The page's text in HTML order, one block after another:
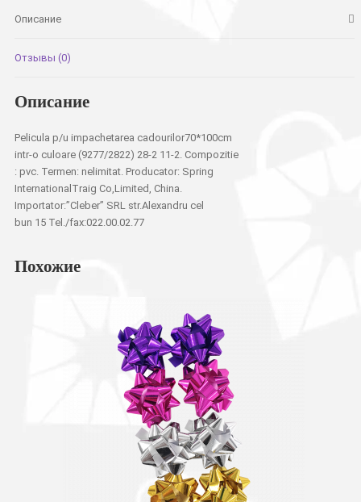
Описание
Отзывы (0)
Описание
Pelicula p/u impachetarea cadourilor70*100cm
intr-o culoare (9277/2822) 28-2 11-2. Compozitie
: pvc. Termen: nelimitat. Producator: Spring
InternationalTraig Co,Limited, China.
Importator:”Cleber” SRL str.Alexandru cel
bun 15 Tel./fax:022.00.02.77
Похожие